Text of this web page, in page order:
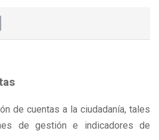
de cuentas a la ciudadanía, tales
de gestión e indicadores de